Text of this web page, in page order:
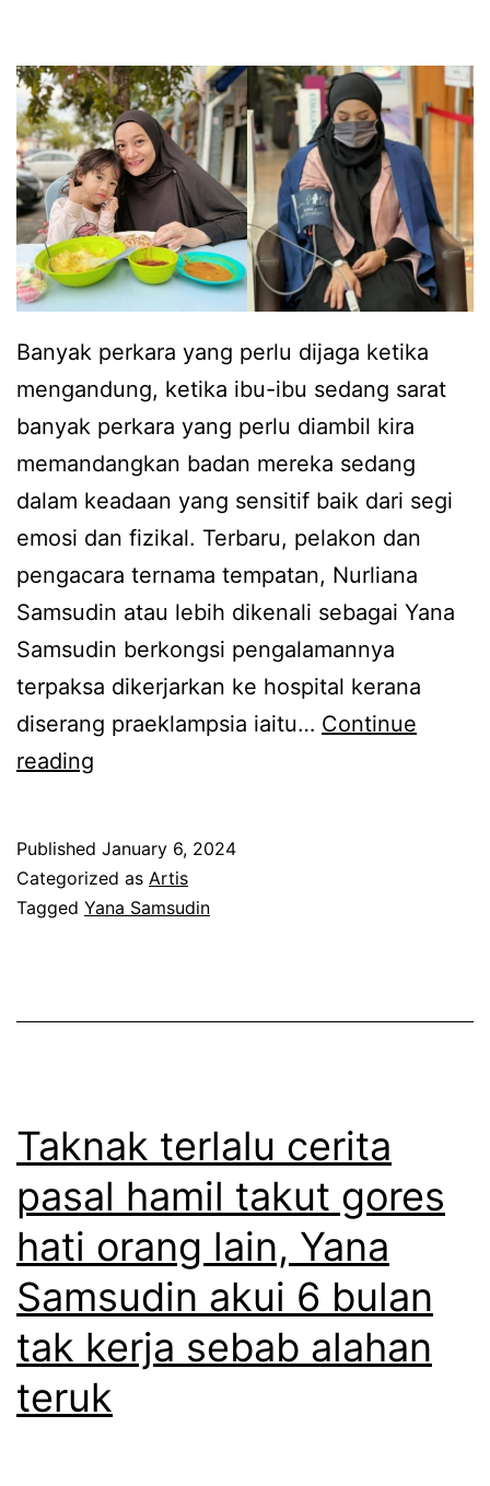
Banyak perkara yang perlu dijaga ketika
mengandung, ketika ibu-ibu sedang sarat
banyak perkara yang perlu diambil kira
memandangkan badan mereka sedang
dalam keadaan yang sensitif baik dari segi
emosi dan fizikal. Terbaru, pelakon dan
pengacara ternama tempatan, Nurliana
Samsudin atau lebih dikenali sebagai Yana
Samsudin berkongsi pengalamannya
terpaksa dikerjarkan ke hospital kerana
diserang praeklampsia iaitu… Continue
reading
e
b
k
o
b
o
v
a
k
Published January 6, 2024
Categorized as Artis
Tagged Yana Samsudin
Taknak terlalu cerita
pasal hamil takut gores
hati orang lain, Yana
Samsudin akui 6 bulan
tak kerja sebab alahan
teruk